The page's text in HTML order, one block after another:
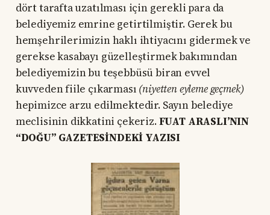
dört tarafta uzatılması için gerekli para da
belediyemiz emrine getirtilmiştir. Gerek bu
hemşehrilerimizin haklı ihtiyacını gidermek ve
gerekse kasabayı güzelleştirmek bakımından
belediyemizin bu teşebbüsü biran evvel
kuvveden fiile çıkarması (niyetten eyleme geçmek)
hepimizce arzu edilmektedir. Sayın belediye
meclisinin dikkatini çekeriz.FUAT ARASLI’NIN
“DOĞU” GAZETESİNDEKİ YAZISI